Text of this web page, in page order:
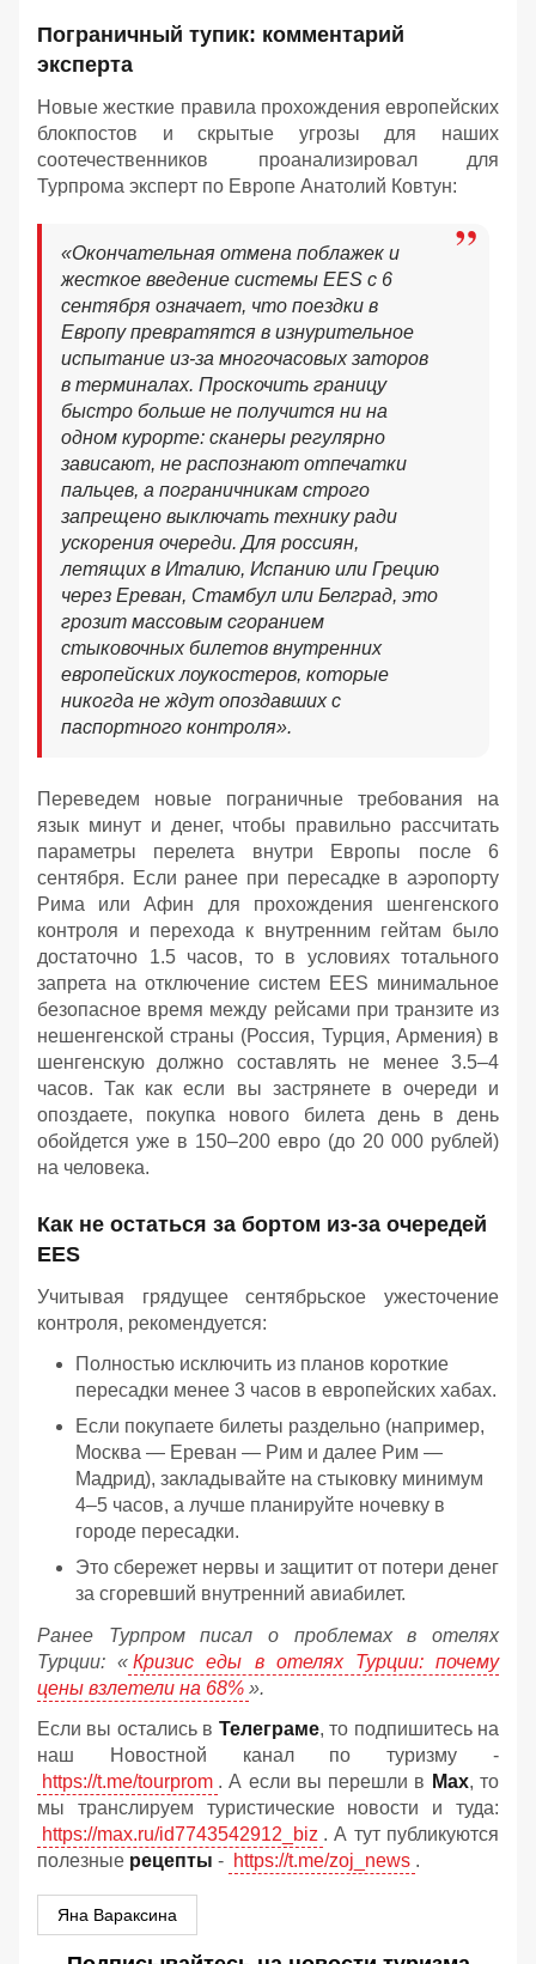
Пограничный тупик: комментарий
эксперта
Новые жесткие правила прохождения европейских
блокпостов и скрытые угрозы для наших
соотечественников проанализировал для
Турпрома эксперт по Европе Анатолий Ковтун:
«Окончательная отмена поблажек и
жесткое введение системы EES с 6
сентября означает, что поездки в
Европу превратятся в изнурительное
испытание из-за многочасовых заторов
в терминалах. Проскочить границу
быстро больше не получится ни на
одном курорте: сканеры регулярно
зависают, не распознают отпечатки
пальцев, а пограничникам строго
запрещено выключать технику ради
ускорения очереди. Для россиян,
летящих в Италию, Испанию или Грецию
через Ереван, Стамбул или Белград, это
грозит массовым сгоранием
стыковочных билетов внутренних
европейских лоукостеров, которые
никогда не ждут опоздавших с
паспортного контроля».
Переведем новые пограничные требования на
язык минут и денег, чтобы правильно рассчитать
параметры перелета внутри Европы после 6
сентября. Если ранее при пересадке в аэропорту
Рима или Афин для прохождения шенгенского
контроля и перехода к внутренним гейтам было
достаточно 1.5 часов, то в условиях тотального
запрета на отключение систем EES минимальное
безопасное время между рейсами при транзите из
нешенгенской страны (Россия, Турция, Армения) в
шенгенскую должно составлять не менее 3.5–4
часов. Так как если вы застрянете в очереди и
опоздаете, покупка нового билета день в день
обойдется уже в 150–200 евро (до 20 000 рублей)
на человека.
Как не остаться за бортом из-за очередей
EES
Учитывая грядущее сентябрьское ужесточение
контроля, рекомендуется:
Полностью исключить из планов короткие
пересадки менее 3 часов в европейских хабах.
Если покупаете билеты раздельно (например,
Москва — Ереван — Рим и далее Рим —
Мадрид), закладывайте на стыковку минимум
4–5 часов, а лучше планируйте ночевку в
городе пересадки.
Это сбережет нервы и защитит от потери денег
за сгоревший внутренний авиабилет.
Ранее Турпром писал о проблемах в отелях
Турции: « Кризис еды в отелях Турции: почему
цены взлетели на 68% ».
Если вы остались в Телеграме, то подпишитесь на
наш Новостной канал по туризму -
https://t.me/tourprom . А если вы перешли в Мах, то
мы транслируем туристические новости и туда:
https://max.ru/id7743542912_biz . А тут публикуются
полезные рецепты - https://t.me/zoj_news .
Яна Вараксина